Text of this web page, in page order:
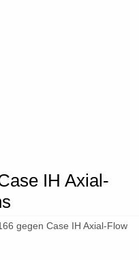
IH Axial-
gegen Case IH Axial-Flow